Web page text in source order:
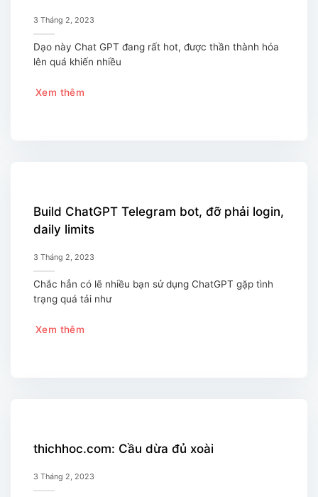
3 Tháng 2, 2023
Dạo này Chat GPT đang rất hot, được thần thành hóa
lên quá khiến nhiều
Xem thêm
Build ChatGPT Telegram bot, đỡ phải login,
daily limits
3 Tháng 2, 2023
Chắc hẳn có lẽ nhiều bạn sử dụng ChatGPT gặp tình
trạng quá tải như
Xem thêm
thichhoc.com: Cầu dừa đủ xoài
3 Tháng 2, 2023